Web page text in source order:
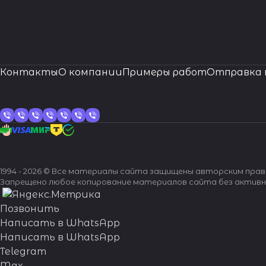
КонтактыО компании Примеры работОтправка
1994 - 2026 © Все материалы сайта защищены авторским
Запрещено любое копирование материалов сайта без
Позвонить
Написать в WhatsApp
Написать в WhatsApp
Telegram